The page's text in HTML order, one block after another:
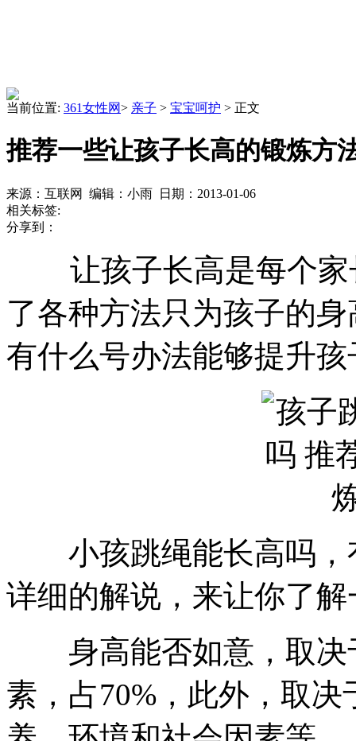
当前位置: 361女性网> 亲子 > 宝宝呵护 > 正文
推荐一些让孩子长高的锻炼方
来源：互联网 编辑：小雨 日期：2013-01-06
相关标签:
分享到：
让孩子长高是每个家
了各种方法只为孩子的
有什么号办法能够提升
小孩跳绳能长高吗，
详细的解说，来让你了
身高能否如意，取决
素，占70%，此外，取